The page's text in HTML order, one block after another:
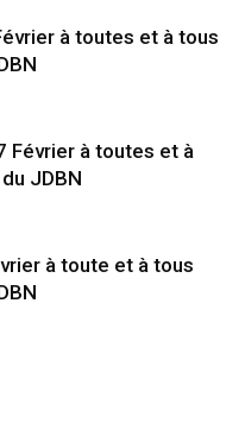
à toutes et à tous
Février à toutes et à
JDBN
à toute et à tous